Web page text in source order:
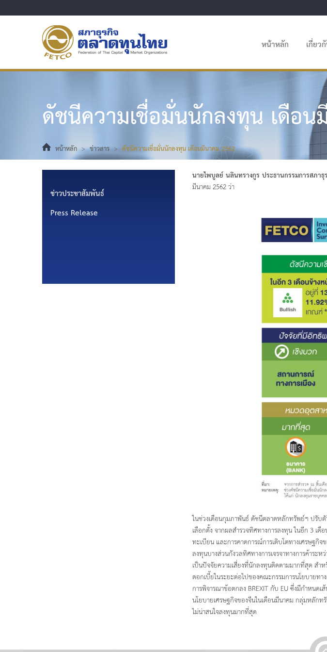
หน้าหลัก เกี่ยว
ข่าวประชาสัมพันธ์
Press Release
ดัชนีความเชื่อมั่นนักลงทุน เดือ
หน้าหลัก>ข่าวสาร> ดัชนีความเชื่อมั่นนักลงทุน เดือนมีนาคม 2562
นายไพบูลย์ นลินทรางกูร ประธานกรรมการสภา
มีนาคม 2562 ว่า
ในช่วงเดือนกุมภาพันธ์ ดัชนีตลาดหลักทรัพย์ฯ ปรับตั
เลือกตั้ง จากผลสำรวจทิศทางการลงทุน ในอีก 3 เ
ทะเบียน และการคาดการณ์การเติบโตทางเศรษฐ
ลงทุนบางส่วนกังวลทิศทางการเจรจาทางการค้าระ
เป็นปัจจัยความเสี่ยงที่นักลงทุนติดตามมากที่สุด สำ
ดอกเบี้ยในระยะต่อไปของคณะกรรมการนโยบายท
การพิจารณาข้อตกลง BREXIT กับ EU ซึ่งมีกำหนด
นโยบายเศรษฐกิจของจีนในเดือนมีนาคม กลุ่มหลัก
ไม่น่าสนใจลงทุนมากที่สุด